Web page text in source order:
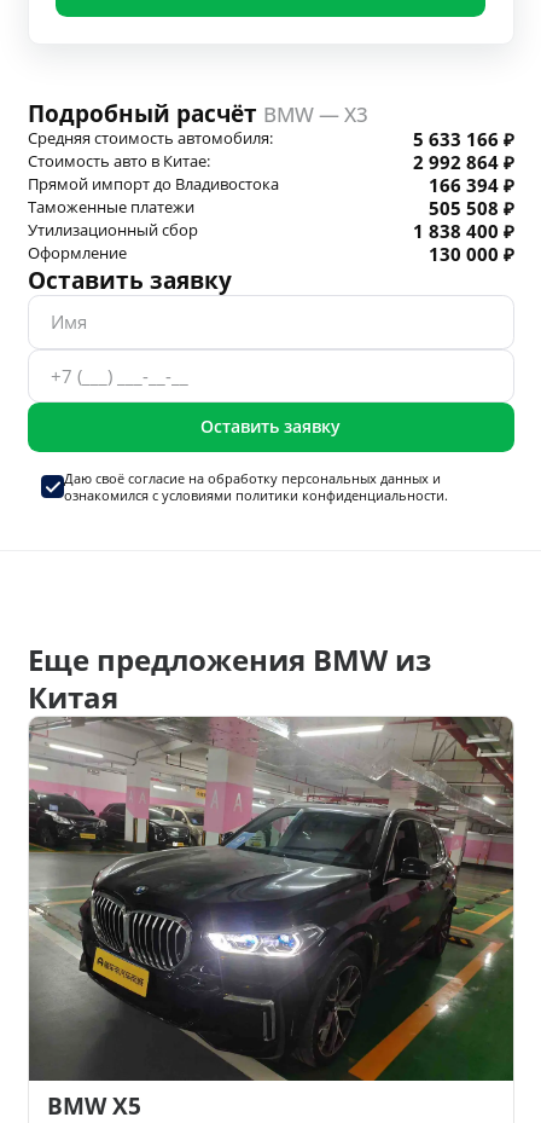
Подробный расчёт BMW — X3
Средняя стоимость автомобиля: 5 633 166 ₽
Стоимость авто в Китае: 2 992 864 ₽
Прямой импорт до Владивостока 166 394 ₽
Таможенные платежи 505 508 ₽
Утилизационный сбор 1 838 400 ₽
Оформление 130 000 ₽
Оставить заявку
Оставить заявку
Даю своё согласие на обработку персональных данныхи
ознакомился с условиями политики конфиденциальности.
Еще предложения BMW из
Китая
BMW X5